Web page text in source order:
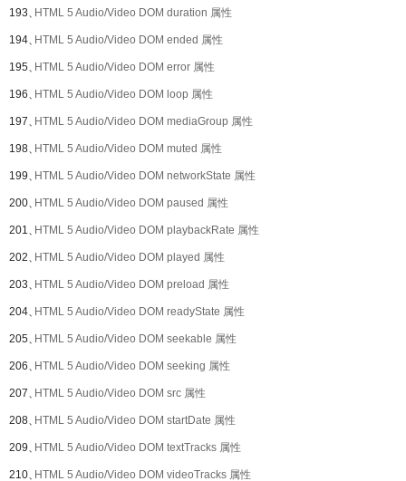
193、HTML 5 Audio/Video DOM duration 属性
194、HTML 5 Audio/Video DOM ended 属性
195、HTML 5 Audio/Video DOM error 属性
196、HTML 5 Audio/Video DOM loop 属性
197、HTML 5 Audio/Video DOM mediaGroup 属性
198、HTML 5 Audio/Video DOM muted 属性
199、HTML 5 Audio/Video DOM networkState 属性
200、HTML 5 Audio/Video DOM paused 属性
201、HTML 5 Audio/Video DOM playbackRate 属性
202、HTML 5 Audio/Video DOM played 属性
203、HTML 5 Audio/Video DOM preload 属性
204、HTML 5 Audio/Video DOM readyState 属性
205、HTML 5 Audio/Video DOM seekable 属性
206、HTML 5 Audio/Video DOM seeking 属性
207、HTML 5 Audio/Video DOM src 属性
208、HTML 5 Audio/Video DOM startDate 属性
209、HTML 5 Audio/Video DOM textTracks 属性
210、HTML 5 Audio/Video DOM videoTracks 属性